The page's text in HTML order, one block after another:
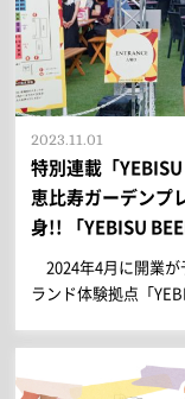
特別連載「
恵比寿ガーデンプ
身!! 「YEBISU
2023.11.01
2024年4月に開業
ランド体験拠点「